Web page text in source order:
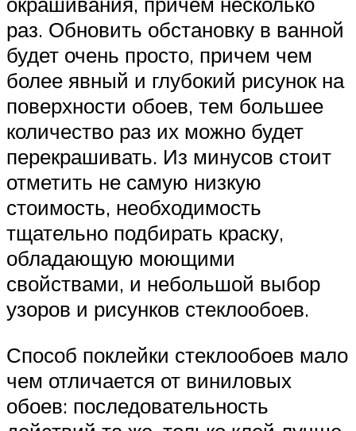
раз. Обновить обстановку в ванной
будет очень просто, причем чем
более явный и глубокий рисунок на
поверхности обоев, тем большее
количество раз их можно будет
перекрашивать. Из минусов стоит
отметить не самую низкую
стоимость, необходимость
тщательно подбирать краску,
обладающую моющими
свойствами, и небольшой выбор
узоров и рисунков стеклообоев.
Способ поклейки стеклообоев мало
чем отличается от виниловых
обоев: последовательность